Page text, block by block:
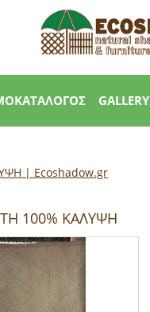
GALLERY
| Εcoshadow.gr
100% ΚΑΛΥΨΗ